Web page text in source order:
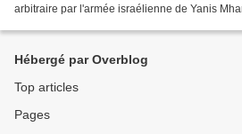
arbitraire par l'armée israélienne de Yanis
Hébergé par Overblog
Top articles
Pages